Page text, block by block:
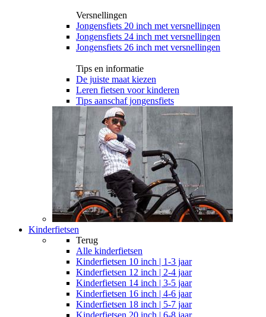
Versnellingen
Jongensfiets 20 inch met versnellingen
Jongensfiets 24 inch met versnellingen
Jongensfiets 26 inch met versnellingen
Tips en informatie
De juiste maat kiezen
Leren fietsen voor kinderen
Tips aanschaf jongensfiets
Kinderfietsen
Terug
Alle kinderfietsen
Kinderfietsen 10 inch | 1-3 jaar
Kinderfietsen 12 inch | 2-4 jaar
Kinderfietsen 14 inch | 3-5 jaar
Kinderfietsen 16 inch | 4-6 jaar
Kinderfietsen 18 inch | 5-7 jaar
Kinderfietsen 20 inch | 6-8 jaar